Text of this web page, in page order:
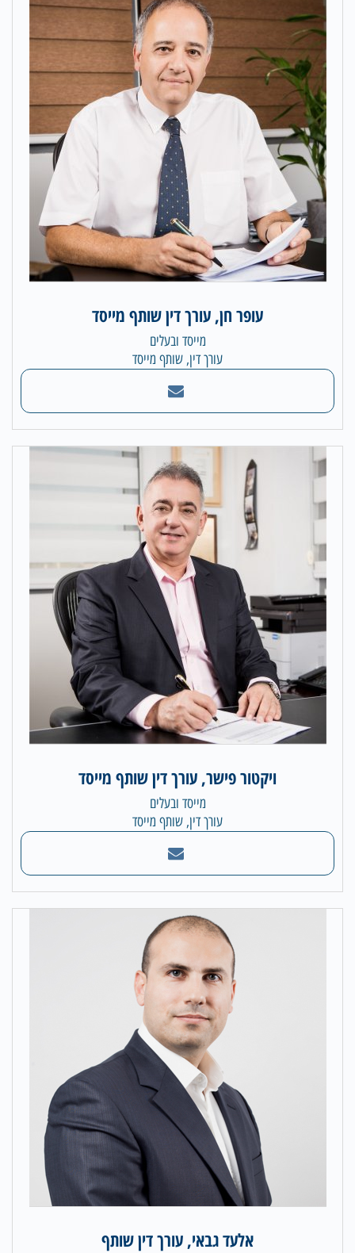
עופר חן, עורך דין שותף מייסד
מייסד ובעלים
עורך דין, שותף מייסד
ויקטור פישר, עורך דין שותף מייסד
מייסד ובעלים
עורך דין, שותף מייסד
אלעד גבאי, עורך דין שותף